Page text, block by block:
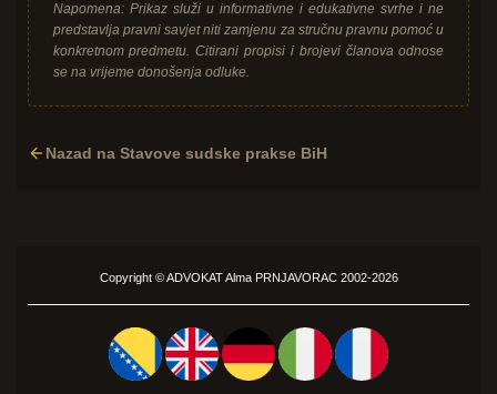
Napomena: Prikaz služi u informativne i edukativne svrhe i ne
predstavlja pravni savjet niti zamjenu za stručnu pravnu pomoć u
konkretnom predmetu. Citirani propisi i brojevi članova odnose
se na vrijeme donošenja odluke.
Nazad na Stavove sudske prakse BiH
Copyright ©ADVOKATAlma PRNJAVORAC 2002-2026